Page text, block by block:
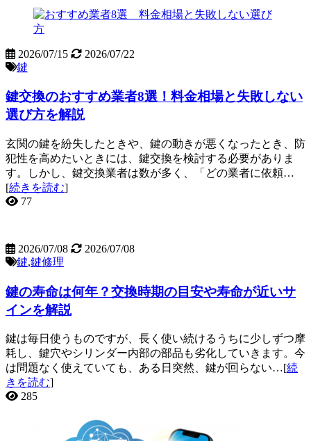
2026/07/15
2026/07/22
鍵
鍵交換のおすすめ業者8選！料金相場と失敗しない
選び方を解説
玄関の鍵を紛失したときや、鍵の動きが悪くなったとき、防
犯性を高めたいときには、鍵交換を検討する必要がありま
す。しかし、鍵交換業者は数が多く、「どの業者に依頼…
[続きを読む]
77
2026/07/08
2026/07/08
鍵,鍵修理
鍵の寿命は何年？交換時期の目安や寿命が近いサ
インを解説
鍵は毎日使うものですが、長く使い続けるうちに少しずつ摩
耗し、鍵穴やシリンダー内部の部品も劣化していきます。今
は問題なく使えていても、ある日突然、鍵が回らない…[続
きを読む]
285